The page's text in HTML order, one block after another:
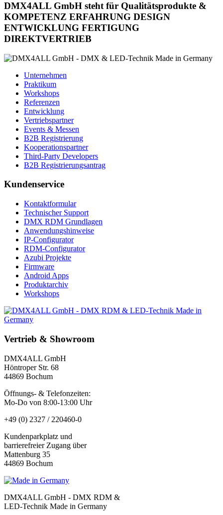
DMX4ALL GmbH steht für Qualitätsprodukte &
KOMPETENZ ERFAHRUNG DESIGN
ENTWICKLUNG FERTIGUNG
DIREKTVERTRIEB
Unternehmen
Praktikum
Workshops
Referenzen
Entwicklung
Vertriebspartner
Events & Messen
B2B Registrierung
Kooperationspartner
Third-Party Developers
B2B Registrierungsantrag
Kundenservice
Kontaktformular
Technischer Support
DMX RDM Grundlagen
Anwendungshinweise
IP-Configurator
RDM-Configurator
Azubi Projekte
Firmware
Android Apps
Produktarchiv
Workshops
Vertrieb & Showroom
DMX4ALL GmbH
Höntroper Str. 68
44869 Bochum
Öffnungs- & Telefonzeiten:
Mo-Do von 8:00-13:00 Uhr
+49 (0) 2327 / 220460-0
Kundenparkplatz und
barrierefreier Zugang über
Mattenburg 35
44869 Bochum
DMX4ALL GmbH - DMX RDM &
LED-Technik Made in Germany